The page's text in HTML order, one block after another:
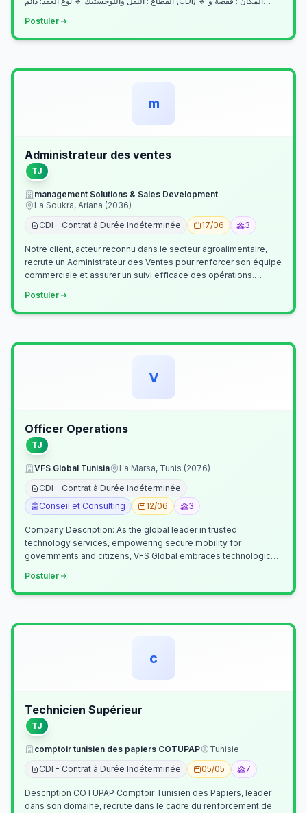
Postuler
m
Administrateur des ventes
TJ
management Solutions & Sales Development
La Soukra, Ariana (2036)
CDI - Contrat à Durée Indéterminée
17/06 3
Notre client, acteur reconnu dans le secteur agroalimentaire,
recrute un Administrateur des Ventes pour renforcer son équipe
commerciale et assurer un suivi efficace des opérations.
Postuler
V
Officer Operations
TJ
VFS Global Tunisia
La Marsa, Tunis (2076)
CDI - Contrat à Durée Indéterminée
Conseil et Consulting
12/06 3
Company Description: As the global leader in trusted
technology services, empowering secure mobility for
governments and citizens, VFS Global embraces technological
Postuler
c
Technicien Supérieur
TJ
comptoir tunisien des papiers COTUPAP
Tunisie
CDI - Contrat à Durée Indéterminée
05/05 7
Description COTUPAP Comptoir Tunisien des Papiers, leader
dans son domaine, recrute dans le cadre du renforcement de